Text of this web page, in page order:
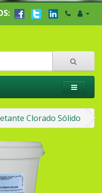
Clorado Sólido